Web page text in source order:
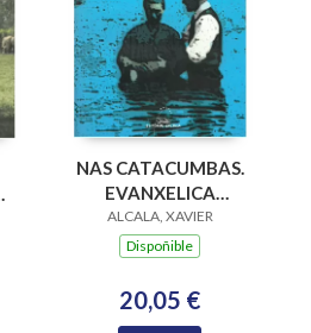
NAS CATACUMBAS.
EVANXELICA
MEMORIA II
ALCALA, XAVIER
Dispoñible
20,05 €